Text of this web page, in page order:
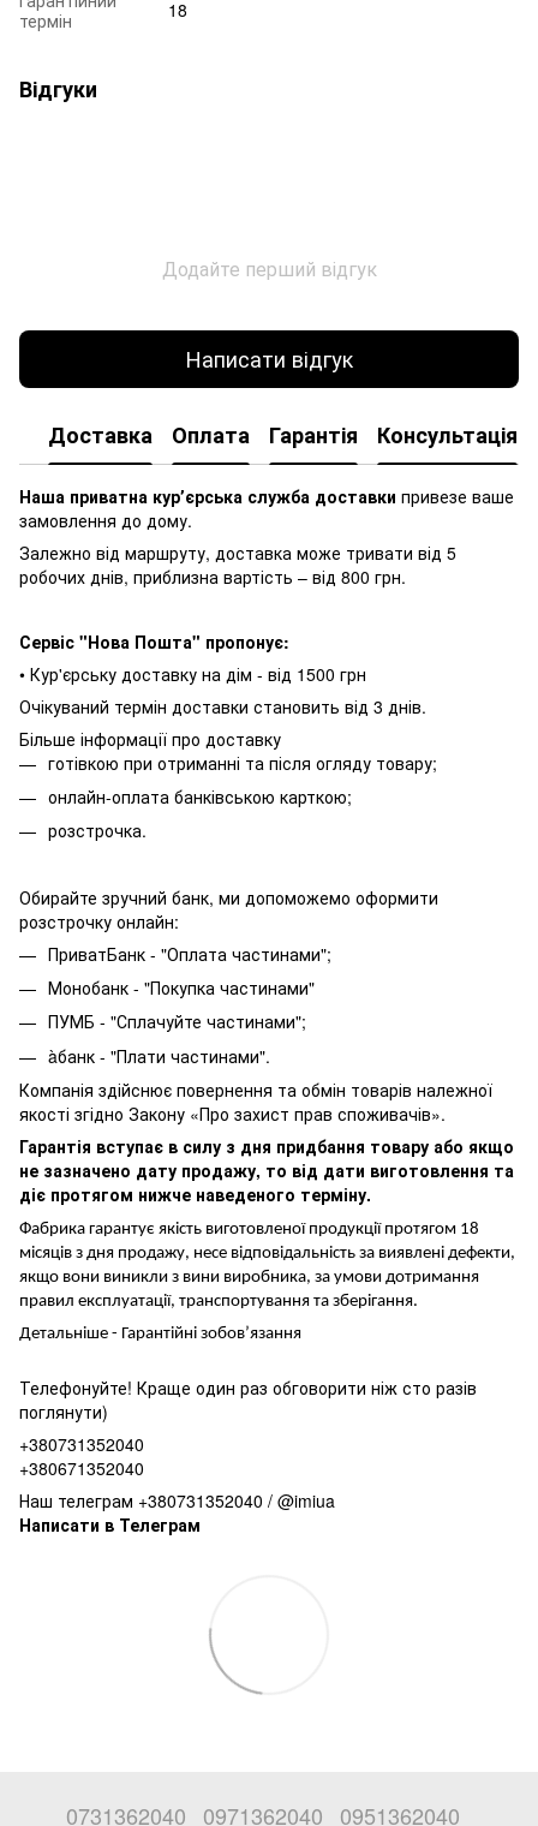
термін
18
Відгуки
Додайте перший відгук
Написати відгук
Доставка Оплата Гарантія Консультація
Наша приватна курʼєрська служба доставки привезе ваше
замовлення до дому.
Залежно від маршруту, доставка може тривати від 5
робочих днів, приблизна вартість – від 800 грн.
Сервіс "Нова Пошта" пропонує:
• Кур'єрську доставку на дім - від 1500 грн
Очікуваний термін доставки становить від 3 днів.
Більше інформації про доставку
готівкою при отриманні та після огляду товару;
онлайн-оплата банківською карткою;
розстрочка.
Обирайте зручний банк, ми допоможемо оформити
розстрочку онлайн:
ПриватБанк - "Оплата частинами";
Монобанк - "Покупка частинами"
ПУМБ - "Сплачуйте частинами";
àбанк - "Плати частинами".
Компанія здійснює повернення та обмін товарів належної
якості згідно Закону «Про захист прав споживачів».
Гарантія вступає в силу з дня придбання товару або якщо
не зазначено дату продажу, то від дати виготовлення та
діє протягом нижче наведеного терміну.
Фабрика гарантує якість виготовленої продукції протягом 18
місяців з дня продажу, несе відповідальність за виявлені дефекти,
якщо вони виникли з вини виробника, за умови дотримання
правил експлуатації, транспортування та зберігання.
Детальніше - Гарантійні зобов’язання
Телефонуйте! Краще один раз обговорити ніж сто разів
поглянути)
+380731352040
+380671352040
Наш телеграм +380731352040 / @imiua
Написати в Телеграм
0731362040 0971362040 0951362040